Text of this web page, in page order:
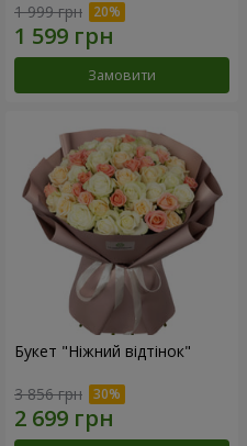
1 999 грн
Замовити
Букет "Ніжний відтінок"
3 856 грн